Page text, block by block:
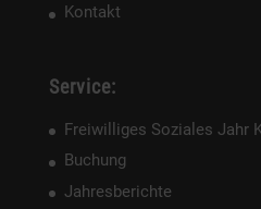
Kontakt
Service:
Freiwilliges Soziales Jahr
Buchung
Jahresberichte